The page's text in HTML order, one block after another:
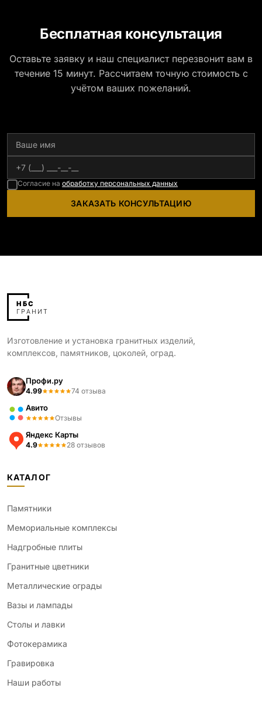
Бесплатная консультация
Оставьте заявку и наш специалист перезвонит вам в
течение 15 минут. Рассчитаем точную стоимость с
учётом ваших пожеланий.
Согласие на обработку персональных данных
ЗАКАЗАТЬ КОНСУЛЬТАЦИЮ
Изготовление и установка гранитных изделий,
комплексов, памятников, цоколей, оград.
Профи.ру
4.99 74 отзыва
Авито
Отзывы
Яндекс Карты
4.9 28 отзывов
КАТАЛОГ
Памятники
Мемориальные комплексы
Надгробные плиты
Гранитные цветники
Металлические ограды
Вазы и лампады
Столы и лавки
Фотокерамика
Гравировка
Наши работы